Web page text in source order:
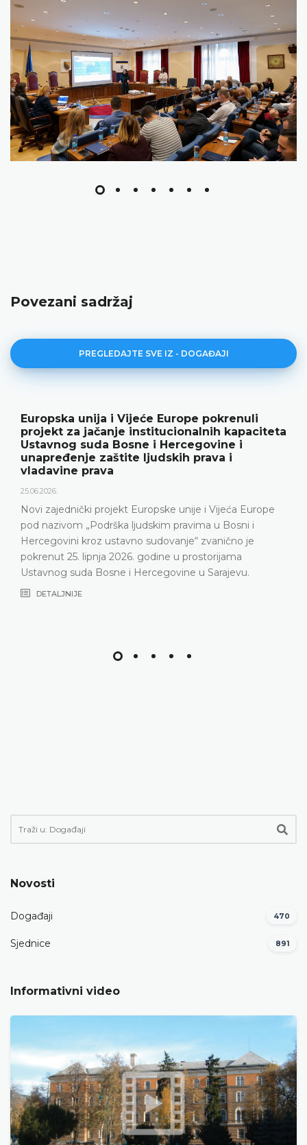
Povezani sadržaj
PREGLEDAJTE SVE IZ - DOGAĐAJI
Ustavni sud BiH predstavio godišnje
rezultate rada i novu publikaciju
18.05.2026.
Ustavni sud Bosne i Hercegovine je 15. svibnja
Ustavnog suda u 2025. godini, ali i izazovi s
Ustavni sud suočava posljednjih godina, naročito
nepopunjenosti sudačkog sastava
DETALJNIJE
Novosti
Događaji 470
Sjednice 891
Informativni video